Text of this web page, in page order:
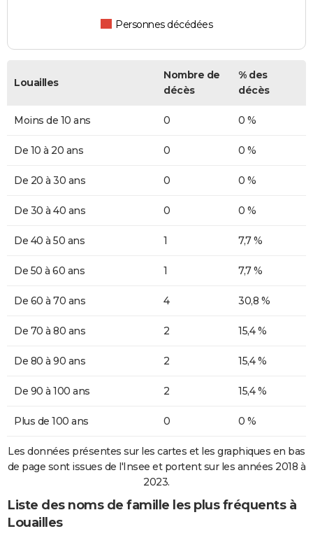
Personnes décédées
Louailles
Nombre de
décès
% des
décès
Moins de 10 ans 0 0 %
De 10 à 20 ans 0 0 %
De 20 à 30 ans 0 0 %
De 30 à 40 ans 0 0 %
De 40 à 50 ans 1 7,7 %
De 50 à 60 ans 1 7,7 %
De 60 à 70 ans 4 30,8 %
De 70 à 80 ans 2 15,4 %
De 80 à 90 ans 2 15,4 %
De 90 à 100 ans 2 15,4 %
Plus de 100 ans 0 0 %
Les données présentes sur les cartes et les graphiques en bas
de page sont issues de l'Insee et portent sur les années 2018 à
2023.
Liste des noms de famille les plus fréquents à
Louailles